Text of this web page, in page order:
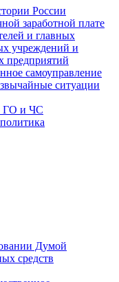
России
заработной плате
и главных
учреждений и
предприятий
самоуправление
ситуации
ГО и ЧС
Думой
средств